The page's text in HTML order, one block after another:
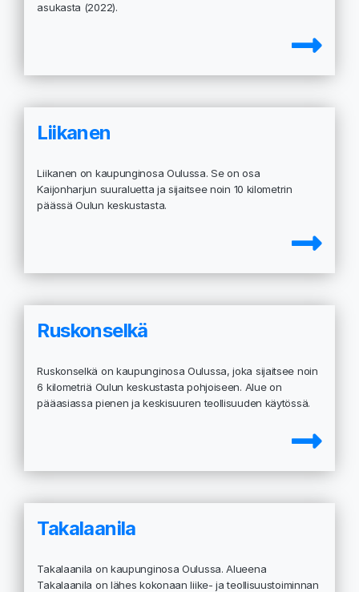
asukasta (2022).
Liikanen
Liikanen on kaupunginosa Oulussa. Se on osa
Kaijonharjun suuraluetta ja sijaitsee noin 10 kilometrin
päässä Oulun keskustasta.
Ruskonselkä
Ruskonselkä on kaupunginosa Oulussa, joka sijaitsee noin
6 kilometriä Oulun keskustasta pohjoiseen. Alue on
pääasiassa pienen ja keskisuuren teollisuuden käytössä.
Takalaanila
Takalaanila on kaupunginosa Oulussa. Alueena
Takalaanila on lähes kokonaan liike- ja teollisuustoiminnan